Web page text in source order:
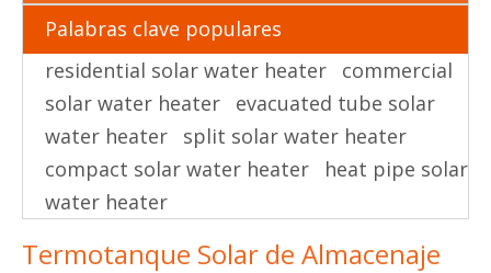
Palabras clave populares
residential solar water heater
commercial
solar water heater
evacuated tube solar
water heater
split solar water heater
compact solar water heater
heat pipe solar
water heater
Termotanque Solar de Almacenaje